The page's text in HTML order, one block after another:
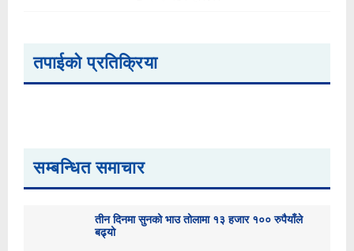
तपाईको प्रतिक्रिया
सम्बन्धित समाचार
तीन दिनमा सुनको भाउ तोलामा १३ हजार १०० रुपैयाँले
बढ्यो